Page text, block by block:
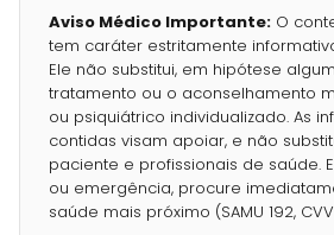
Aviso Médico Importante: O
tem caráter estritamente
Ele não substitui, em hipótese
tratamento ou o aconselhamento
ou psiquiátrico individualizado. As
contidas visam apoiar, e não
paciente e profissionais de saúde.
ou emergência, procure
saúde mais próximo (SAMU 192,